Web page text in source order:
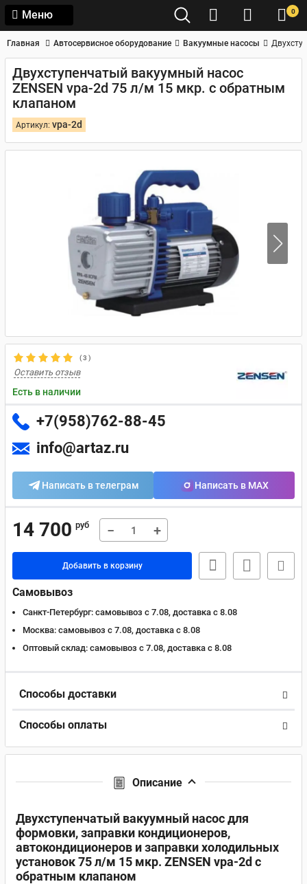
Меню 0
Главная Автосервисное оборудование Вакуумные насосы
Двухступенчатый вакуумный насос
ZENSEN vpa-2d 75 л/м 15 мкр. c обратным
клапаном
Артикул: vpa-2d
(3 )
Оставить отзыв
Есть в наличии
+7(958)762-88-45
info@artaz.ru
Написать в телеграм Написать в MAX
14 700 руб − +
Добавить в корзину
Самовывоз
Санкт-Петербург: самовывоз с 7.08, доставка c 8.08
Москва: самовывоз с 7.08, доставка c 8.08
Оптовый склад: самовывоз с 7.08, доставка c 8.08
Способы доставки
Способы оплаты
Описание
Двухступенчатый вакуумный насос для
формовки, заправки кондиционеров,
автокондиционеров и заправки холодильных
установок 75 л/м 15 мкр. ZENSEN vpa-2d c
обратным клапаном